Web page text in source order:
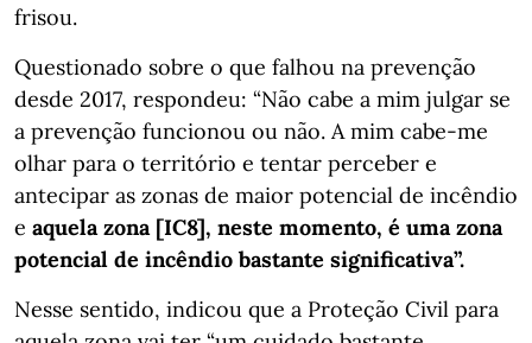
frisou.
Questionado sobre o que falhou na prevenção
desde 2017, respondeu: “Não cabe a mim julgar se
a prevenção funcionou ou não. A mim cabe-me
olhar para o território e tentar perceber e
antecipar as zonas de maior potencial de incêndio
e aquela zona [IC8], neste momento, é uma zona
potencial de incêndio bastante significativa”.
Nesse sentido, indicou que a Proteção Civil para